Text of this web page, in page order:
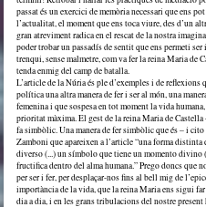
passat és un exercici de memòria necessari que ens
l’actualitat, el moment que ens toca viure, des d’un
gran atreviment radica en el rescat de la nostra
poder trobar un passadís de sentit que ens permeti ser
trenqui, sense malmetre, com va fer la reina Maria de
tenda enmig del camp de batalla.
L’article de la Núria és ple d’exemples i de reflexions
política una altra manera de fer i ser al món, una
femenina i que sospesa en tot moment la vida
prioritat màxima. El gest de la reina Maria de
fa simbòlic. Una manera de fer simbòlic que és – i cito
Zamboni que apareixen a l’article “una forma
diverso (...) un símbolo que tiene un momento divino
fructifica dentro del alma humana.” Prego doncs que
per ser i fer, per desplaçar-nos fins al bell mig de
importància de la vida, que la reina Maria ens sigui far
dia a dia, i en les grans tribulacions del nostre present